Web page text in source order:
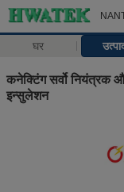
घर
कनेक्टिंग सर्वो नियंत्रक
इन्सुलेशन